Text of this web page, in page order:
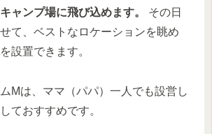
ャンプ場に飛び込めます。
その日
て、ベストなロケーションを眺め
設置できます。
Mは、ママ（パパ）一人でも設営し
ておすすめです。